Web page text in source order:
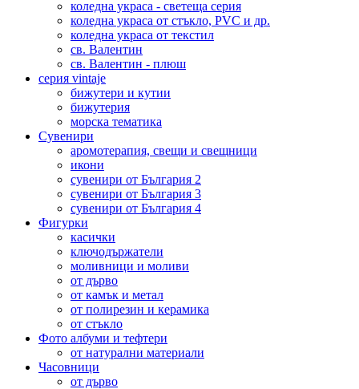
коледна украса - светеща серия
коледна украса от стъкло, PVC и др.
коледна украса от текстил
св. Валентин
св. Валентин - плюш
серия vintaje
бижутери и кутии
бижутерия
морска тематика
Сувенири
аромотерапия, свещи и свещници
икони
сувенири от България 2
сувенири от България 3
сувенири от България 4
Фигурки
касички
ключодържатели
моливници и моливи
от дърво
от камък и метал
от полирезин и керамика
от стъкло
Фото албуми и тефтери
от натурални материали
Часовници
от дърво